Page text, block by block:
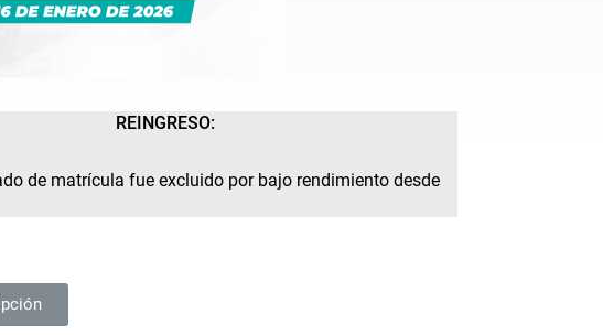
REINGRESO:
de matrícula fue excluido por bajo rendimiento desde